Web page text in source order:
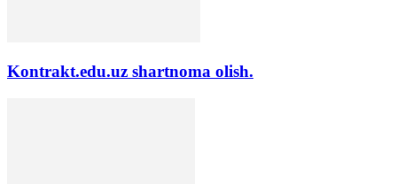
Kontrakt.edu.uz shartnoma olish.